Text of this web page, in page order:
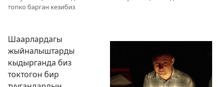
топко барган кезибиз
Шаарлардагы
жыйналыштарды
кыдырганда биз
токтогон бир